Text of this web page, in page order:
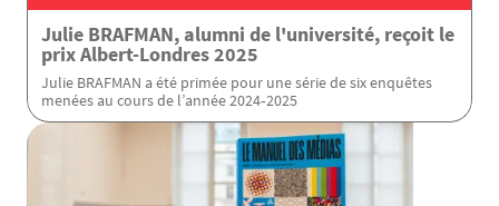
Julie BRAFMAN, alumni de l'université, reçoit le
prix Albert-Londres 2025
Julie BRAFMAN a été primée pour une série de six enquêtes
menées au cours de l’année 2024‑2025